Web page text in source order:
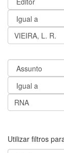
Utilizar filtros